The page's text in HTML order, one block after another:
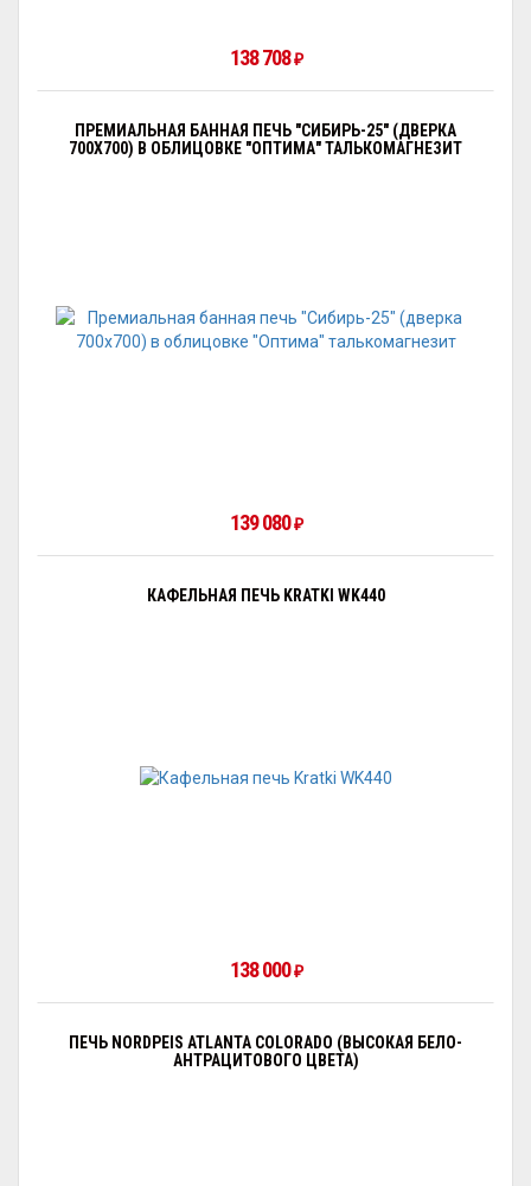
138 708₽
ПРЕМИАЛЬНАЯ БАННАЯ ПЕЧЬ "СИБИРЬ-25" (ДВЕРКА
700Х700) В ОБЛИЦОВКЕ "ОПТИМА" ТАЛЬКОМАГНЕЗИТ
139 080₽
КАФЕЛЬНАЯ ПЕЧЬ KRATKI WK440
138 000₽
ПЕЧЬ NORDPEIS ATLANTA COLORADO (ВЫСОКАЯ БЕЛО-
АНТРАЦИТОВОГО ЦВЕТА)